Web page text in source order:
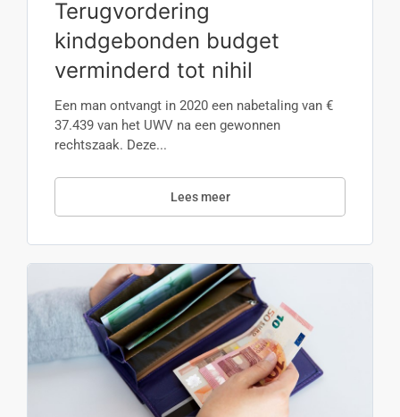
Terugvordering
kindgebonden budget
verminderd tot nihil
Een man ontvangt in 2020 een nabetaling van €
37.439 van het UWV na een gewonnen
rechtszaak. Deze...
Lees meer